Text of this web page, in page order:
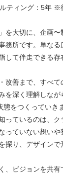
ティング：5年 ※
を大切に、企画
務所です。単な
して伴走できる
改善まで、すべて
を深く理解しな
態をつくっていき
っているのは、ク
っていない想い
探り、デザイン
、ビジョンを共